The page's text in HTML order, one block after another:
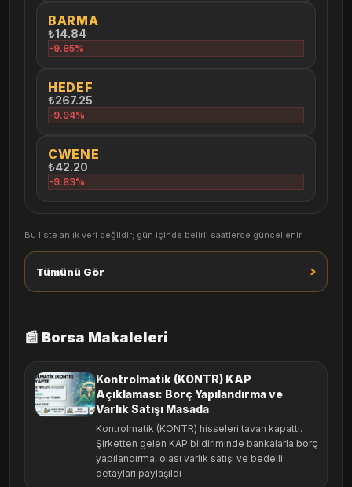
BARMA
₺14.84
-9.95%
HEDEF
₺267.25
-9.94%
CWENE
₺42.20
-9.83%
Bu liste anlık veri değildir; gün içinde belirli saatlerde güncellenir.
Tümünü Gör ›
📰 Borsa Makaleleri
Kontrolmatik (KONTR) KAP
Açıklaması: Borç Yapılandırma ve
Varlık Satışı Masada
Kontrolmatik (KONTR) hisseleri tavan kapattı.
Şirketten gelen KAP bildiriminde bankalarla borç
yapılandırma, olası varlık satışı ve bedelli
detayları paylaşıldı